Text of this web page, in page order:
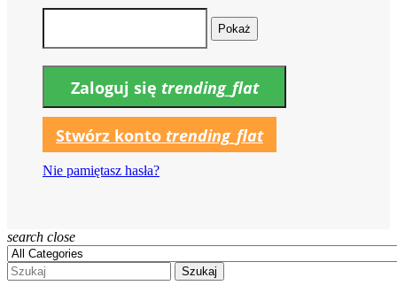
Pokaż
Zaloguj się trending_flat
Stwórz konto trending_flat
Nie pamiętasz hasła?
search close
Szukaj